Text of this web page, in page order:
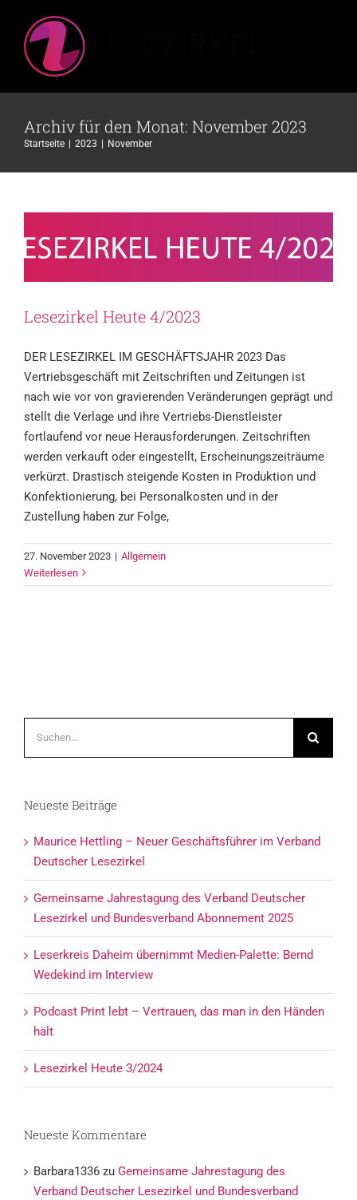
Inhalt
springen
Archiv für den Monat: November 2023
Startseite 2023 November
Allgemein
Lesezirkel Heute 4/2023
DER LESEZIRKEL IM GESCHÄFTSJAHR 2023 Das
Vertriebsgeschäft mit Zeitschriften und Zeitungen ist
nach wie vor von gravierenden Veränderungen geprägt und
stellt die Verlage und ihre Vertriebs-Dienstleister
fortlaufend vor neue Herausforderungen. Zeitschriften
werden verkauft oder eingestellt, Erscheinungszeiträume
verkürzt. Drastisch steigende Kosten in Produktion und
Konfektionierung, bei Personalkosten und in der
Zustellung haben zur Folge,
27. November 2023 | Allgemein
Weiterlesen
Neueste Beiträge
Maurice Hettling – Neuer Geschäftsführer im Verband
Deutscher Lesezirkel
Gemeinsame Jahrestagung des Verband Deutscher
Lesezirkel und Bundesverband Abonnement 2025
Leserkreis Daheim übernimmt Medien-Palette: Bernd
Wedekind im Interview
Podcast Print lebt – Vertrauen, das man in den Händen
hält
Lesezirkel Heute 3/2024
Neueste Kommentare
Barbara1336 zu Gemeinsame Jahrestagung des
Verband Deutscher Lesezirkel und Bundesverband